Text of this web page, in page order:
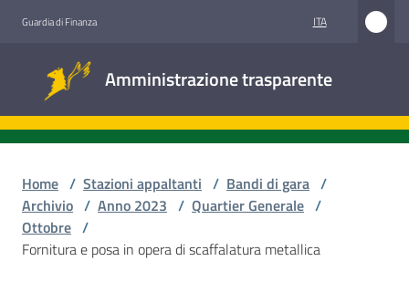
Guardia di Finanza ITA
Amministrazione trasparente
trasparente
Accesso
Home / Stazioni appaltanti / Bandi di gara /
Archivio / Anno 2023 / Quartier Generale /
Ottobre /
Fornitura e posa in opera di scaffalatura metallica